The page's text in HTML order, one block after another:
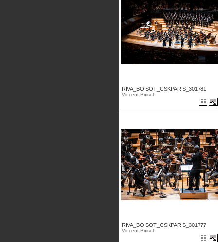
RIVA_BOISOT_OSKPARIS_301781
Vincent Boisot
RIVA_BOISOT_OSKPARIS_301777
Vincent Boisot